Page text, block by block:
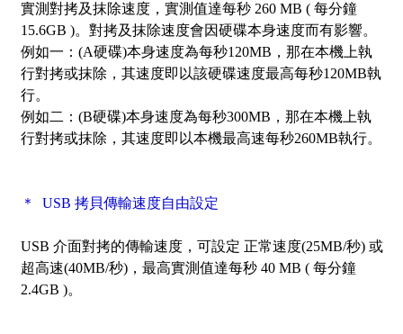
實測對拷及抹除速度，實測值達每秒 260 MB ( 每分鐘
15.6GB )。對拷及抹除速度會因硬碟本身速度而有影響。
例如一：(A硬碟)本身速度為每秒120MB，那在本機上執
行對拷或抹除，其速度即以該硬碟速度最高每秒120MB執
行。
例如二：(B硬碟)本身速度為每秒300MB，那在本機上執
行對拷或抹除，其速度即以本機最高速每秒260MB執行。
＊ USB 拷貝傳輸速度自由設定
USB 介面對拷的傳輸速度，可設定 正常速度(25MB/秒) 或
超高速(40MB/秒)，最高實測值達每秒 40 MB ( 每分鐘
2.4GB )。